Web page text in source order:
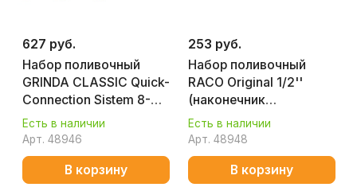
627 руб.
Набор поливочный
GRINDA CLASSIC Quick-
Connection Sistem 8-
427386_z01
Есть в наличии
Арт. 48946
В корзину
253 руб.
Набор поливочный
RACO Original 1/2''
(наконечник
регулируемый,
адаптер) 4255-
55/383С
Есть в наличии
Арт. 48948
В корзину